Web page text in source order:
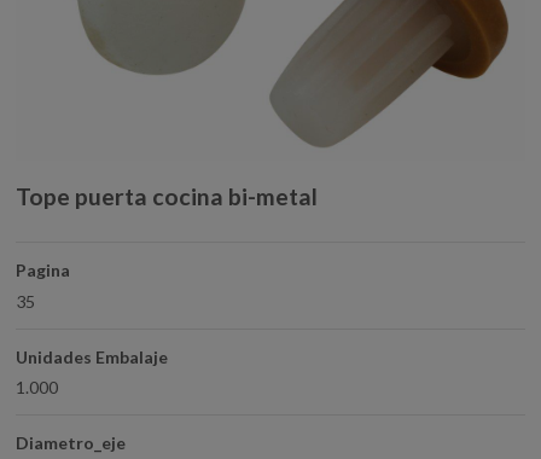
Tope puerta cocina bi-metal
Pagina
35
Unidades Embalaje
1.000
Diametro_eje